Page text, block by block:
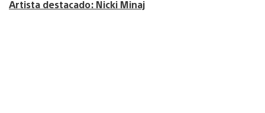
Artista destacado: Nicki Minaj